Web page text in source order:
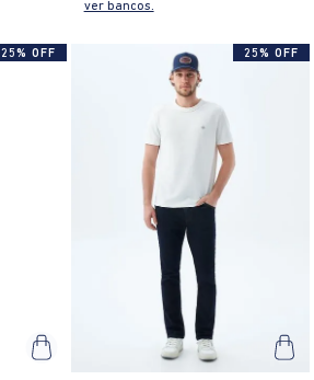
ver bancos.
25% OFF 25% OFF